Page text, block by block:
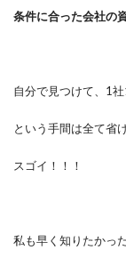
条件に合った会社の
自分で見つけて、1
という手間は全て省
スゴイ！！！
私も早く知りたかった